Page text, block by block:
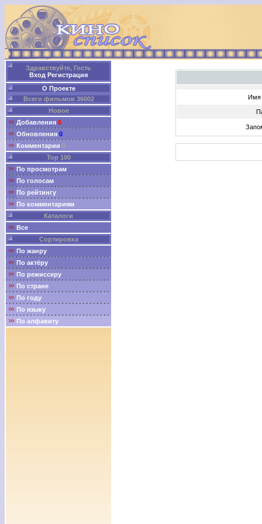
Здравствуйте, Гость
Вход Регистрация
О Проекте
Всего фильмов 36002
Новое
Добавления 0
Обновления 0
Комментарии 0
Top 100
По просмотрам
По голосам
По рейтингу
По комментариям
Каталоги
Все
Сортировка
По жанру
По актёру
По режиссеру
По стране
По году
По языку
По алфавиту
Имя